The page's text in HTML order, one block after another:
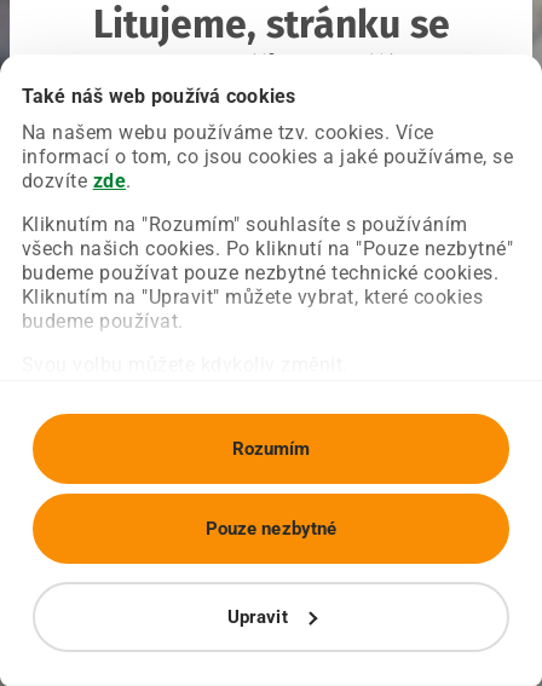
Také náš web používá cookies
Na našem webu používáme tzv. cookies. Více
informací o tom, co jsou cookies a jaké používáme, se
dozvíte zde.
Kliknutím na "Rozumím" souhlasíte s používáním
všech našich cookies. Po kliknutí na "Pouze nezbytné"
budeme používat pouze nezbytné technické cookies.
Kliknutím na "Upravit" můžete vybrat, které cookies
budeme používat.
Rozumím
Upravit
Pouze nezbytné
Litujeme, stránku se
Chyba nastala na naší straně a už ji opravujeme.
Zkuste prosím znovu načíst požadovanou stránku.
Obnovit stránku Úvodní strana